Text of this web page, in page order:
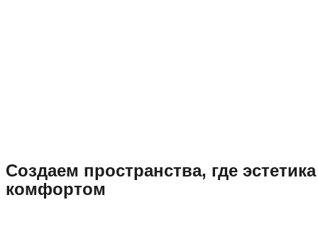
Создаем пространства, где
комфортом